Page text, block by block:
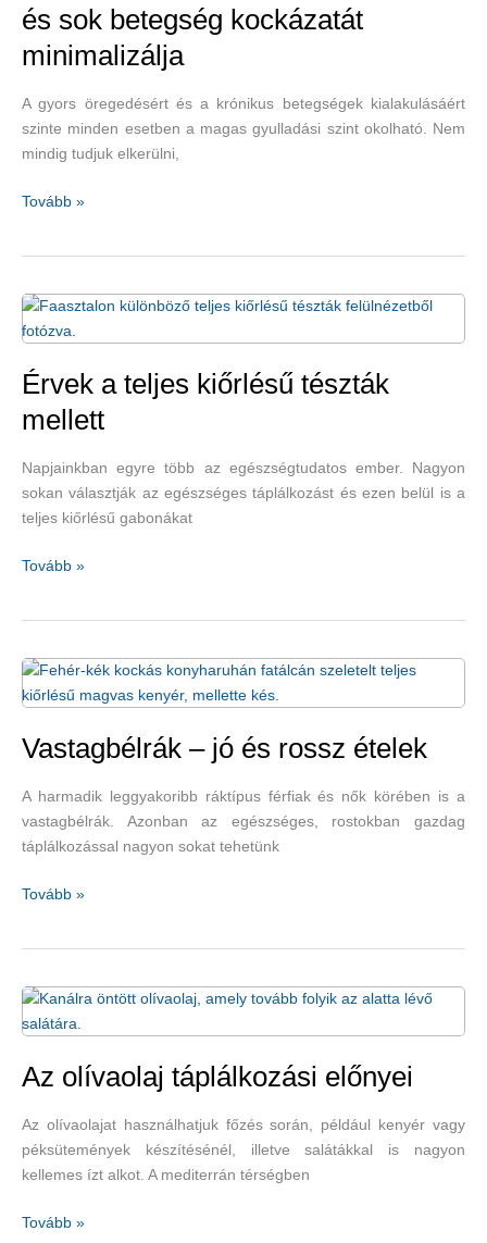
tesznek
és sok betegség kockázatát
minimalizálja
A gyors öregedésért és a krónikus betegségek kialakulásáért
szinte minden esetben a magas gyulladási szint okolható. Nem
mindig tudjuk elkerülni,
A
csökkenti
a
és
betegség
minimalizálja
Tovább »
Érvek a teljes kiőrlésű tészták
mellett
Napjainkban egyre több az egészségtudatos ember. Nagyon
sokan választják az egészséges táplálkozást és ezen belül is a
teljes kiőrlésű gabonákat
Érvek
tészták
mellett
Tovább »
Vastagbélrák – jó és rossz ételek
A harmadik leggyakoribb ráktípus férfiak és nők körében is a
vastagbélrák. Azonban az egészséges, rostokban gazdag
táplálkozással nagyon sokat tehetünk
Vastagbélrák
rossz
ételek
Tovább »
Az olívaolaj táplálkozási előnyei
Az olívaolajat használhatjuk főzés során, például kenyér vagy
péksütemények készítésénél, illetve salátákkal is nagyon
kellemes ízt alkot. A mediterrán térségben
Az
Tovább »